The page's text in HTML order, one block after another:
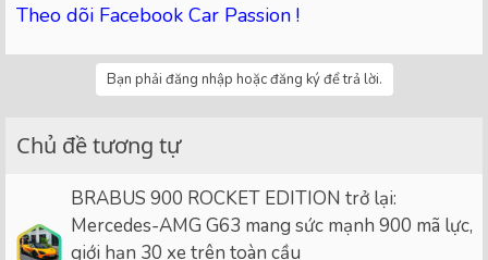
Theo dõi Facebook Car Passion !
Bạn phải đăng nhập hoặc đăng ký để trả lời.
Chủ đề tương tự
BRABUS 900 ROCKET EDITION trở lại:
Mercedes-AMG G63 mang sức mạnh 900 mã lực,
giới hạn 30 xe trên toàn cầu